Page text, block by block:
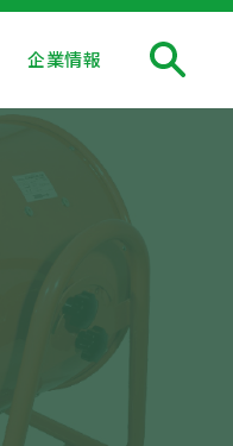
企業情報